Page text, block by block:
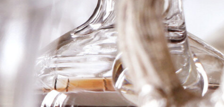
2007 Chateau
du Cedre “Le
Cedre”